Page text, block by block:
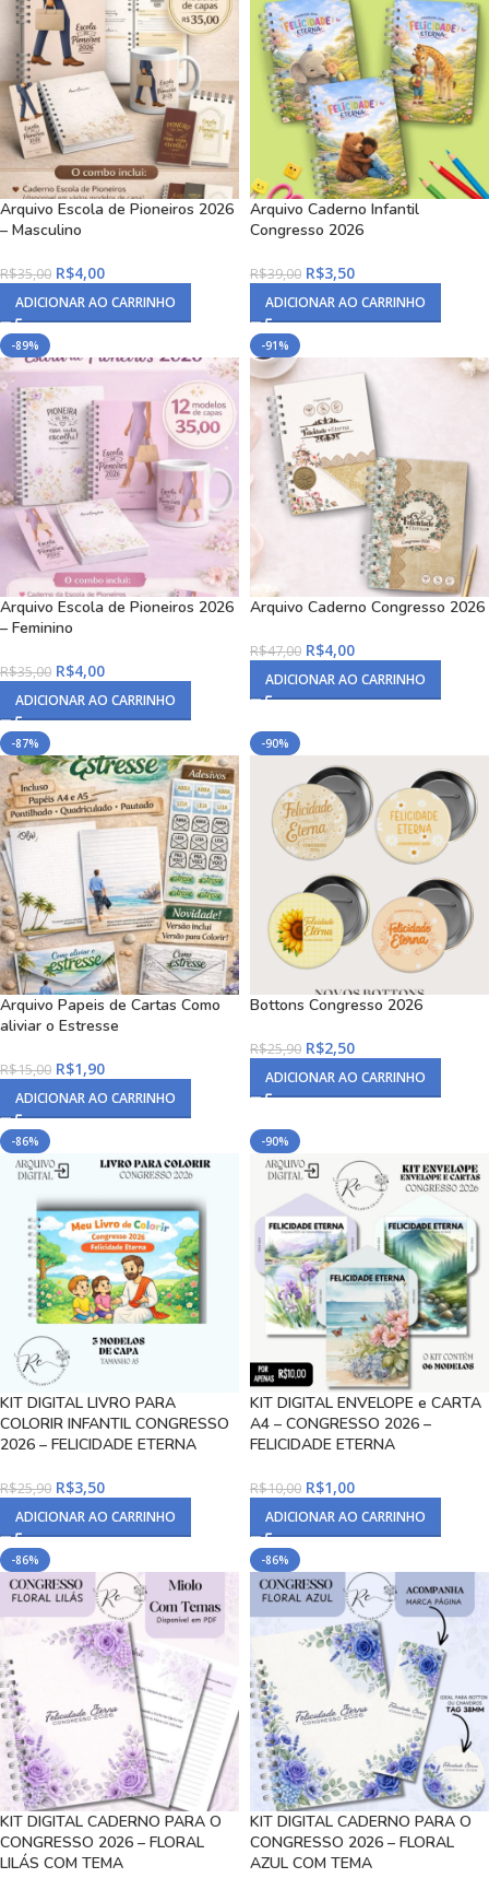
Arquivo Escola de Pioneiros 2026
– Masculino
R$35,00 R$4,00
ADICIONAR AO CARRINHO
Arquivo Caderno Infantil
Congresso 2026
R$39,00 R$3,50
ADICIONAR AO CARRINHO
-89%
Arquivo Escola de Pioneiros 2026
– Feminino
R$35,00 R$4,00
ADICIONAR AO CARRINHO
-91%
Arquivo Caderno Congresso 2026
R$47,00 R$4,00
ADICIONAR AO CARRINHO
-87%
Arquivo Papeis de Cartas Como
aliviar o Estresse
R$15,00 R$1,90
ADICIONAR AO CARRINHO
-90%
Bottons Congresso 2026
R$25,90 R$2,50
ADICIONAR AO CARRINHO
-86%
KIT DIGITAL LIVRO PARA
COLORIR INFANTIL CONGRESSO
2026 – FELICIDADE ETERNA
R$25,90 R$3,50
ADICIONAR AO CARRINHO
-90%
KIT DIGITAL ENVELOPE e CARTA
A4 – CONGRESSO 2026 –
FELICIDADE ETERNA
R$10,00 R$1,00
ADICIONAR AO CARRINHO
-86%
KIT DIGITAL CADERNO PARA O
CONGRESSO 2026 – FLORAL
LILÁS COM TEMA
-86%
KIT DIGITAL CADERNO PARA O
CONGRESSO 2026 – FLORAL
AZUL COM TEMA